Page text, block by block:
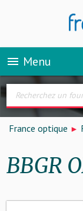
menu Menu
France optique
BBGR